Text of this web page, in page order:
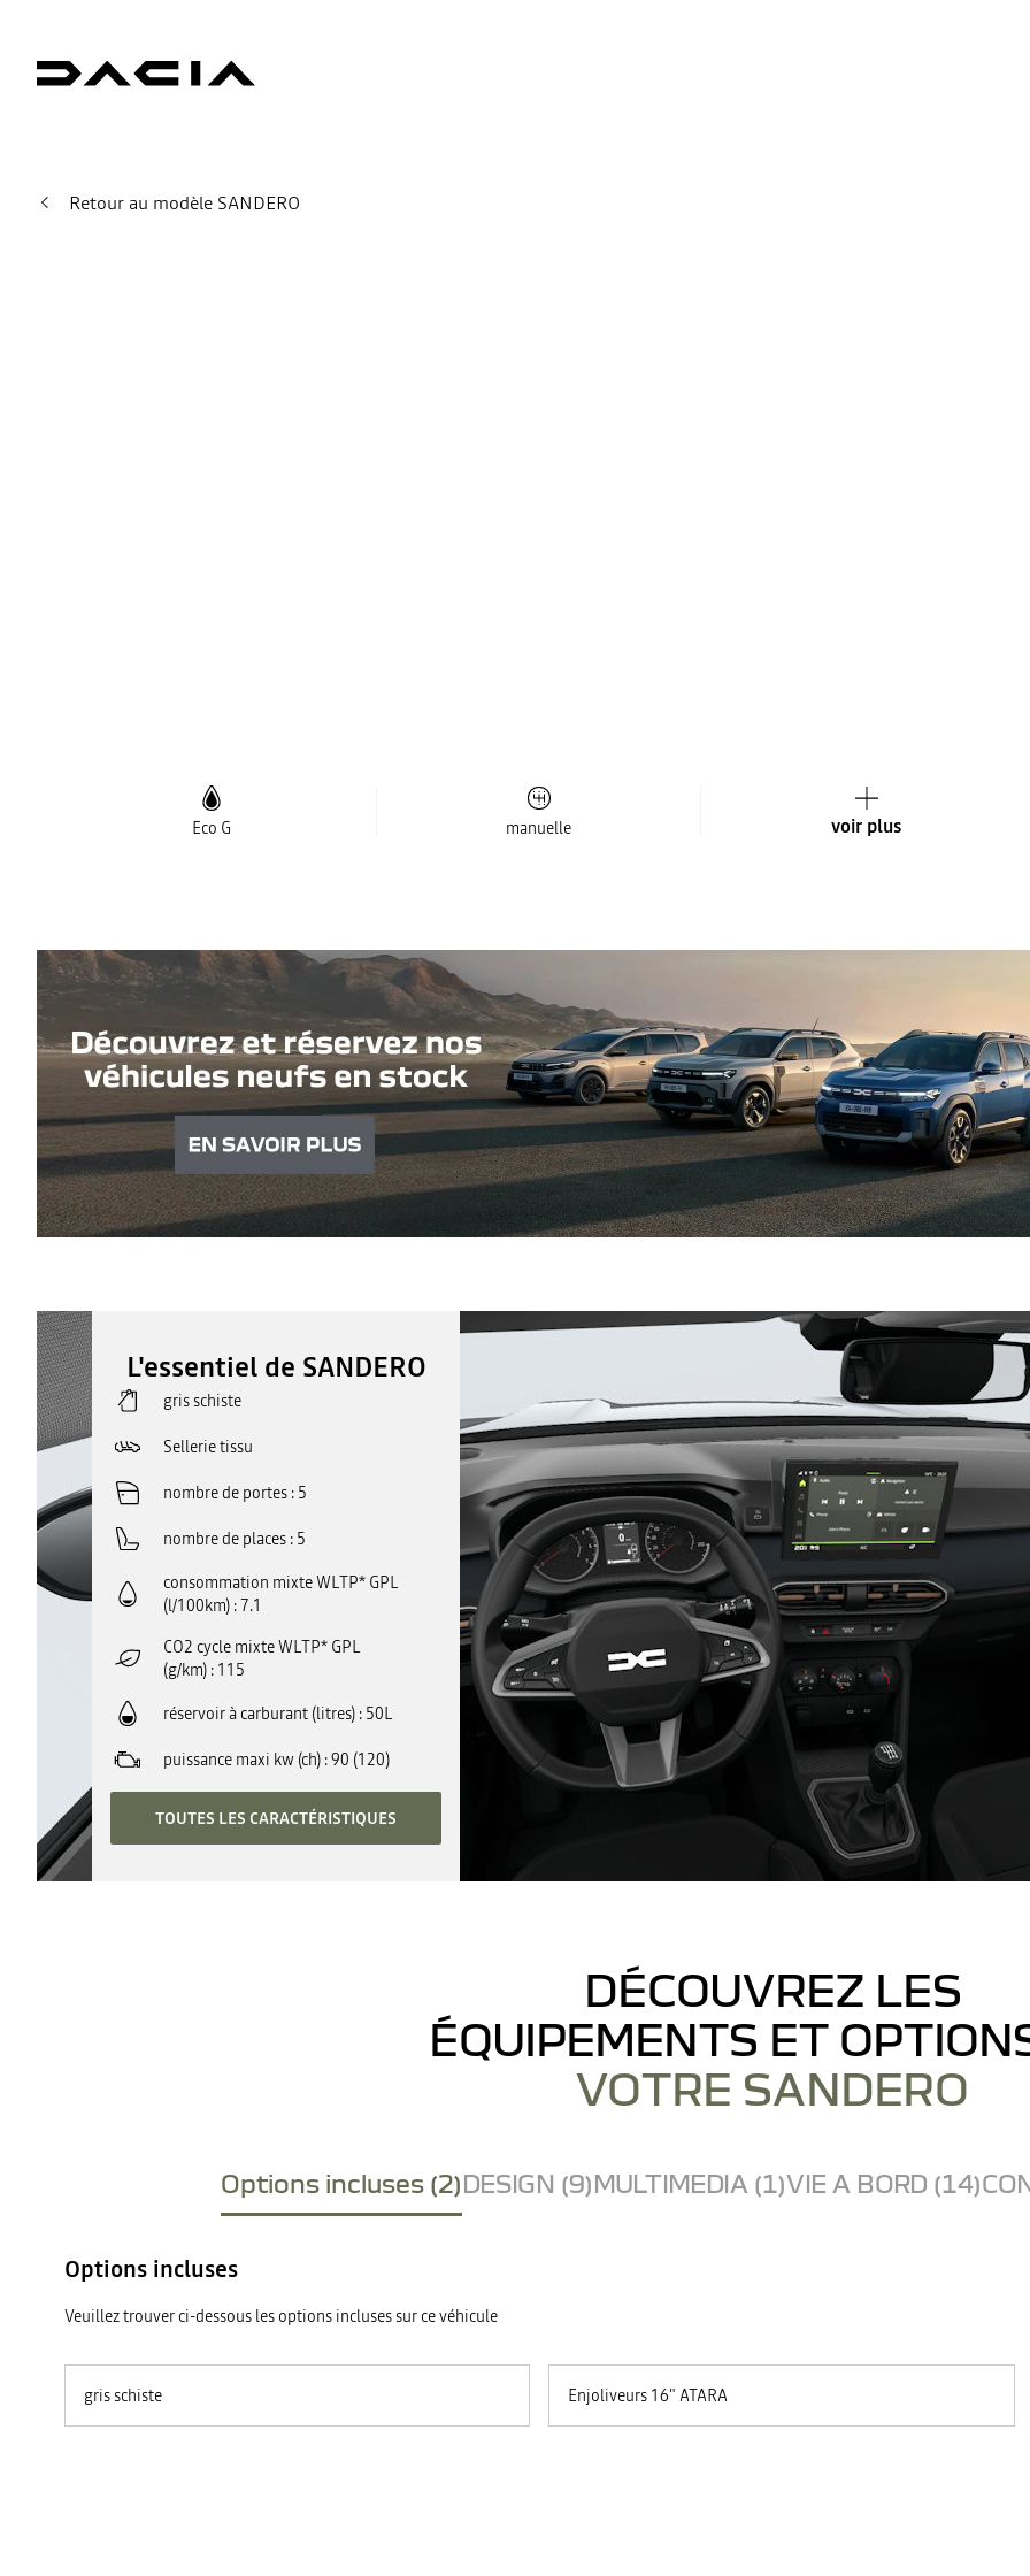
Retour au modèle SANDERO
Eco G manuelle voir plus
L'essentiel de SANDERO
gris schiste
Sellerie tissu
nombre de portes 5
nombre de places 5
consommation mixte WLTP* GPL
(l/100km) 7.1
CO2 cycle mixte WLTP* GPL
(g/km) 115
réservoir à carburant (litres) 50L
puissance maxi kw (ch) 90 (120)
TOUTES LES CARACTÉRISTIQUES
DÉCOUVREZ LES
ÉQUIPEMENTS ET
VOTRE SANDERO
Options incluses (2)DESIGN (9)MULTIMEDIA (1)VIE A BORD (14)
Options incluses
Veuillez trouver ci-dessous les options incluses sur ce véhicule
gris schiste Enjoliveurs 16" ATARA